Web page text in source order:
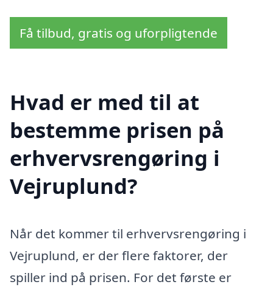
Få tilbud, gratis og uforpligtende
Hvad er med til at
bestemme prisen på
erhvervsrengøring i
Vejruplund?
Når det kommer til erhvervsrengøring i
Vejruplund, er der flere faktorer, der
spiller ind på prisen. For det første er